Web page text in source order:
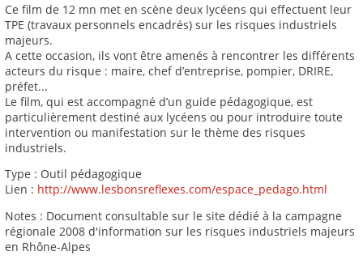
Ce film de 12 mn met en scène deux lycéens qui effectuent leur
TPE (travaux personnels encadrés) sur les risques industriels
majeurs.
A cette occasion, ils vont être amenés à rencontrer les différents
acteurs du risque : maire, chef d’entreprise, pompier, DRIRE,
préfet...
Le film, qui est accompagné d’un guide pédagogique, est
particulièrement destiné aux lycéens ou pour introduire toute
intervention ou manifestation sur le thème des risques
industriels.
Type : Outil pédagogique
Lien : http://www.lesbonsreflexes.com/espace_pedago.html
Notes : Document consultable sur le site dédié à la campagne
régionale 2008 d'information sur les risques industriels majeurs
en Rhône-Alpes